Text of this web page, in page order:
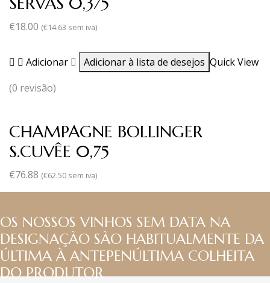
€18.00 (€14.63 sem iva)
Adicionar Adicionar à lista de desejos Quick View
(0 revisão)
CHAMPAGNE BOLLINGER
S.CUVÊE 0,75
€76.88 (€62.50 sem iva)
OS NOSSOS VINHOS SEM DATA NA
DESIGNAÇÃO SÃO HABITUALMENTE DA
ÚLTIMA À ANTEPENÚLTIMA COLHEITA
DO PRODUTOR